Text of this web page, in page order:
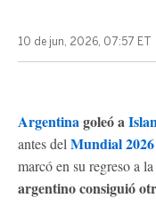
10 de jun, 2026, 07:57 ET
Argentinagoleó a
antes del Mundial 2026
marcó en su regreso a
argentino consiguió